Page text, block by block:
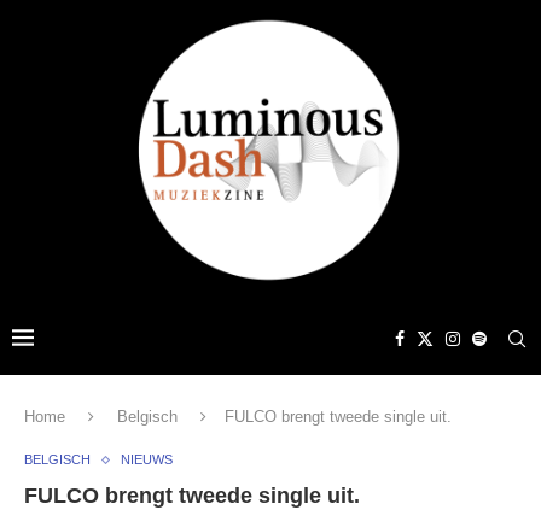
Home Belgisch FULCO brengt tweede single uit.
BELGISCH NIEUWS
FULCO brengt tweede single uit.